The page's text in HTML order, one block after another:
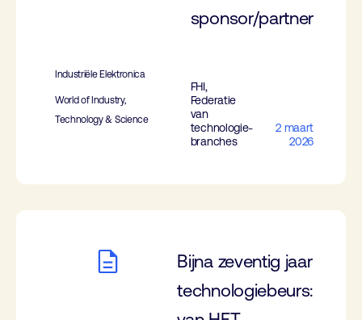
sponsor/partner
Industriële Elektronica
World of Industry,
Technology & Science
FHI,
Federatie
van
technologie-
branches
2 maart
2026
Bijna zeventig jaar
technologiebeurs: